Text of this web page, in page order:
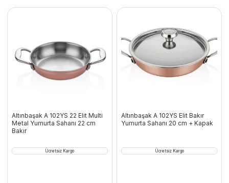
Altınbaşak A 102YS 22 Elit Multi
Metal Yumurta Sahanı 22 cm
Bakır
Ücretsiz Kargo
Altınbaşak A 102YS Elit Bakır
Yumurta Sahanı 20 cm + Kapak
Ücretsiz Kargo